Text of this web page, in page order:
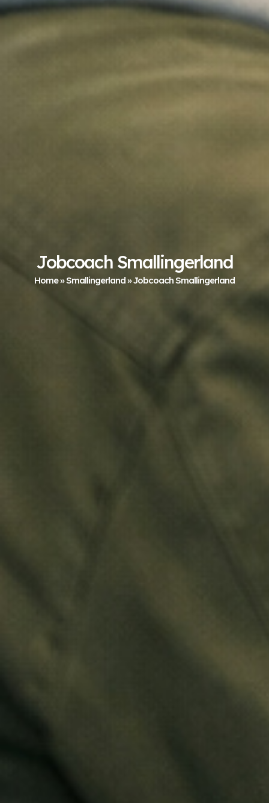
Jobcoach Smallingerland
Home»Smallingerland»Jobcoach Smallingerland